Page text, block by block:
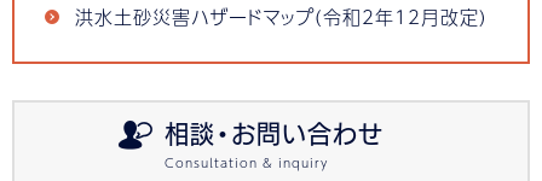
洪水土砂災害ハザードマップ(令和2年12月改定)
相談・お問い合わせ